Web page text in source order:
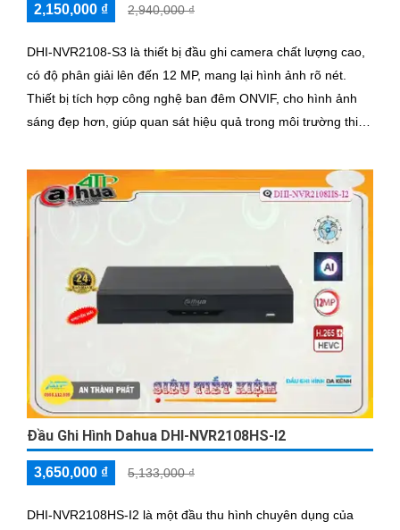
2,150,000 ₫ 2,940,000 ₫
DHI-NVR2108-S3 là thiết bị đầu ghi camera chất lượng cao,
có độ phân giải lên đến 12 MP, mang lại hình ảnh rõ nét.
Thiết bị tích hợp công nghệ ban đêm ONVIF, cho hình ảnh
sáng đẹp hơn, giúp quan sát hiệu quả trong môi trường thiếu
Đầu Ghi Hình Dahua DHI-NVR2108HS-I2
3,650,000 ₫ 5,133,000 ₫
DHI-NVR2108HS-I2 là một đầu thu hình chuyên dụng của